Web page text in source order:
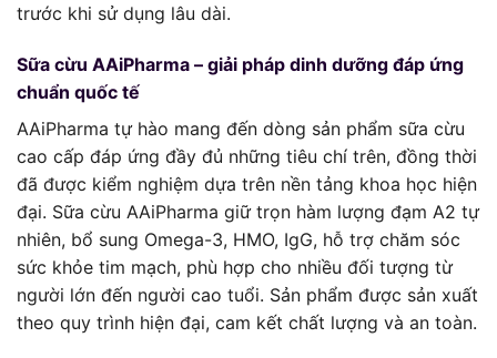
trước khi sử dụng lâu dài.
Sữa cừu AAiPharma – giải pháp dinh dưỡng đáp ứng
chuẩn quốc tế
AAiPharma tự hào mang đến dòng sản phẩm sữa cừu
cao cấp đáp ứng đầy đủ những tiêu chí trên, đồng thời
đã được kiểm nghiệm dựa trên nền tảng khoa học hiện
đại. Sữa cừu AAiPharma giữ trọn hàm lượng đạm A2 tự
nhiên, bổ sung Omega-3, HMO, IgG, hỗ trợ chăm sóc
sức khỏe tim mạch, phù hợp cho nhiều đối tượng từ
người lớn đến người cao tuổi. Sản phẩm được sản xuất
theo quy trình hiện đại, cam kết chất lượng và an toàn.